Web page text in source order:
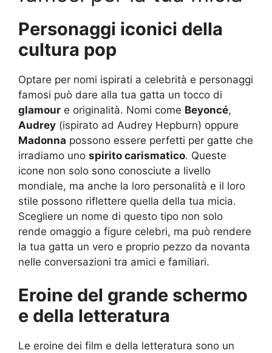
Personaggi iconici della
cultura pop
Optare per nomi ispirati a celebrità e personaggi
famosi può dare alla tua gatta un tocco di
glamour e originalità. Nomi come Beyoncé,
Audrey (ispirato ad Audrey Hepburn) oppure
Madonna possono essere perfetti per gatte che
irradiamo uno spirito carismatico. Queste
icone non solo sono conosciute a livello
mondiale, ma anche la loro personalità e il loro
stile possono riflettere quella della tua micia.
Scegliere un nome di questo tipo non solo
rende omaggio a figure celebri, ma può rendere
la tua gatta un vero e proprio pezzo da novanta
nelle conversazioni tra amici e familiari.
Eroine del grande schermo
e della letteratura
Le eroine dei film e della letteratura sono un